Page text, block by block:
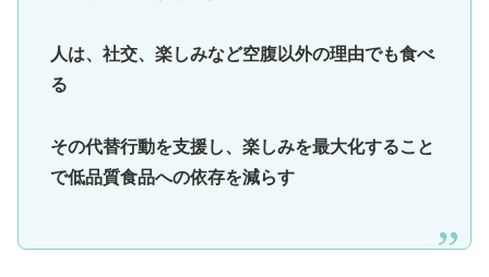
人は、社交、楽しみなど空腹以外の理由でも食べ
る
その代替行動を支援し、楽しみを最大化すること
で低品質食品への依存を減らす